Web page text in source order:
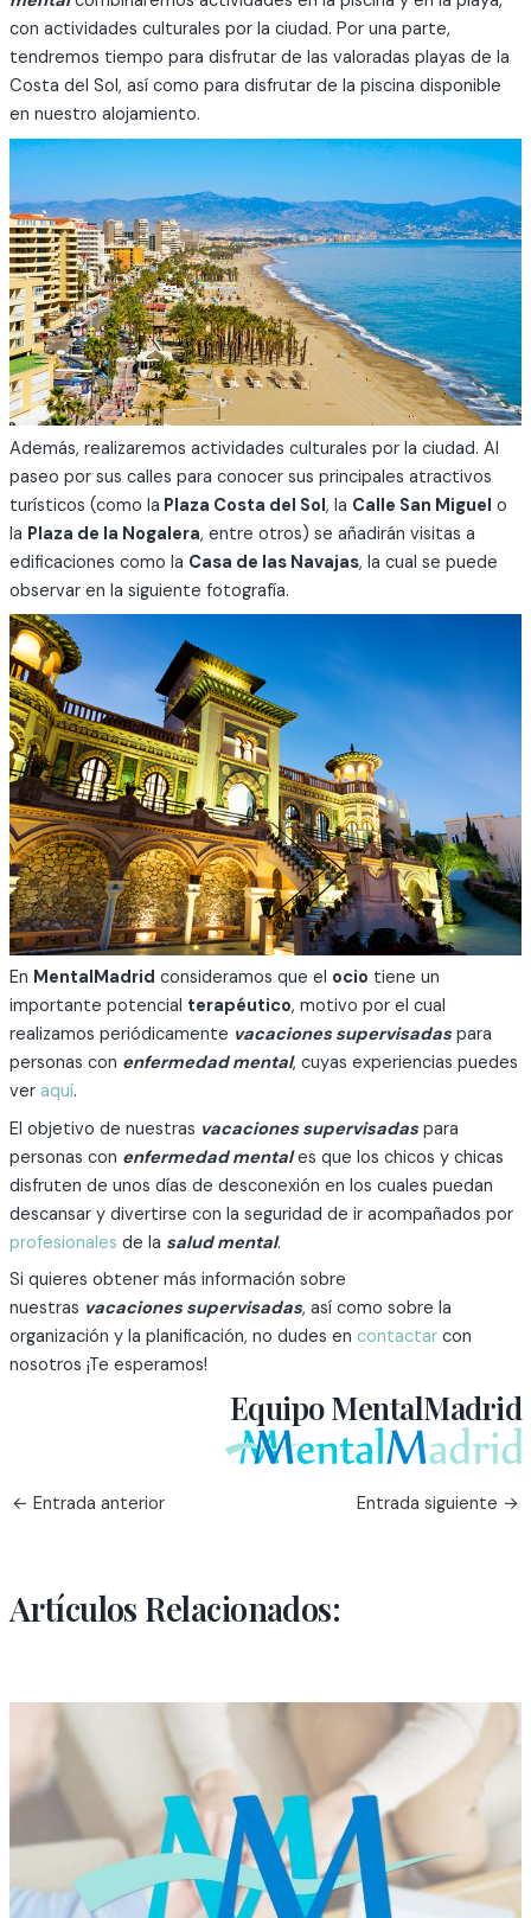
con actividades culturales por la ciudad. Por una parte,
tendremos tiempo para disfrutar de las valoradas playas de la
Costa del Sol, así como para disfrutar de la piscina disponible
en nuestro alojamiento.
Además, realizaremos actividades culturales por la ciudad. Al
paseo por sus calles para conocer sus principales atractivos
turísticos (como la Plaza Costa del Sol, la Calle San Miguel o
la Plaza de la Nogalera, entre otros) se añadirán visitas a
edificaciones como la Casa de las Navajas, la cual se puede
observar en la siguiente fotografía.
En MentalMadrid consideramos que el ocio tiene un
importante potencial terapéutico, motivo por el cual
realizamos periódicamente vacaciones supervisadaspara
personas con enfermedad mental, cuyas experiencias puedes
ver aquí.
El objetivo de nuestras vacaciones supervisadaspara
personas con enfermedad mental es que los chicos y chicas
disfruten de unos días de desconexión en los cuales puedan
descansar y divertirse con la seguridad de ir acompañados por
profesionales de la salud mental.
Si quieres obtener más información sobre
nuestras vacaciones supervisadas, así como sobre la
organización y la planificación, no dudes en contactarcon
nosotros ¡Te esperamos!
Equipo MentalMadrid
← Entrada anterior Entrada siguiente →
Artículos Relacionados: